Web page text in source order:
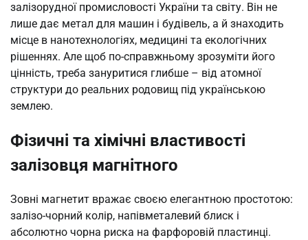
залізорудної промисловості України та світу. Він не
лише дає метал для машин і будівель, а й знаходить
місце в нанотехнологіях, медицині та екологічних
рішеннях. Але щоб по-справжньому зрозуміти його
цінність, треба зануритися глибше – від атомної
структури до реальних родовищ під українською
землею.
Фізичні та хімічні властивості
залізовця магнітного
Зовні магнетит вражає своєю елегантною простотою:
залізо-чорний колір, напівметалевий блиск і
абсолютно чорна риска на фарфоровій пластинці.